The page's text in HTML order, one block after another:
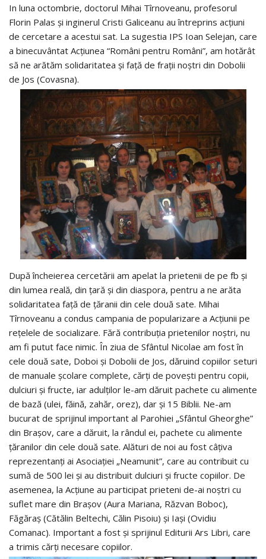
In luna octombrie, doctorul Mihai Tîrnoveanu, profesorul
Florin Palas şi inginerul Cristi Galiceanu au întreprins acţiuni
de cercetare a acestui sat. La sugestia IPS Ioan Selejan, care
a binecuvântat Acţiunea “Români pentru Români”, am hotărât
să ne arătăm solidaritatea şi faţă de fraţii noștri din Dobolii
de Jos (Covasna).
După încheierea cercetării am apelat la prietenii de pe fb și
din lumea reală, din țară și din diaspora, pentru a ne arăta
solidaritatea față de țăranii din cele două sate. Mihai
Tîrnoveanu a condus campania de popularizare a Acțiunii pe
rețelele de socializare. Fără contribuția prietenilor noștri, nu
am fi putut face nimic. În ziua de Sfântul Nicolae am fost în
cele două sate, Doboi și Dobolii de Jos, dăruind copiilor seturi
de manuale școlare complete, cărți de povești pentru copii,
dulciuri și fructe, iar adulților le-am dăruit pachete cu alimente
de bază (ulei, făină, zahăr, orez), dar și 15 Biblii. Ne-am
bucurat de sprijinul important al Parohiei „Sfântul Gheorghe”
din Brașov, care a dăruit, la rândul ei, pachete cu alimente
țăranilor din cele două sate. Alături de noi au fost câțiva
reprezentanți ai Asociației „Neamunit”, care au contribuit cu
sumă de 500 lei și au distribuit dulciuri și fructe copiilor. De
asemenea, la Acțiune au participat prieteni de-ai noștri cu
suflet mare din Brașov (Aura Mariana, Răzvan Boboc),
Făgăraș (Cătălin Beltechi, Călin Pisoiu) și Iași (Ovidiu
Comanac). Important a fost și sprijinul Editurii Ars Libri, care
a trimis cărți necesare copiilor.